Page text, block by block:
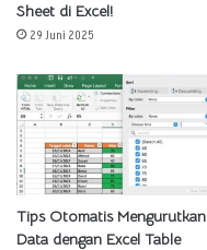
Sheet di Excel!
29 Juni 2025
Tips Otomatis Mengurutkan
Data dengan Excel Table